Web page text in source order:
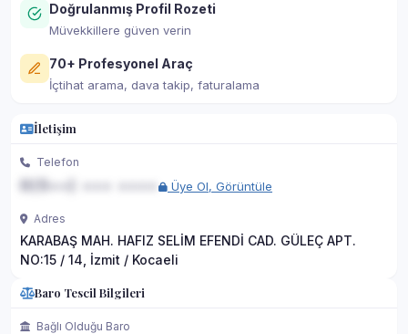
Doğrulanmış Profil Rozeti
Müvekkillere güven verin
70+ Profesyonel Araç
İçtihat arama, dava takip, faturalama
İletişim
Telefon
Üye Ol, Görüntüle
Adres
KARABAŞ MAH. HAFIZ SELİM EFENDİ CAD. GÜLEÇ APT.
NO:15 / 14, İzmit / Kocaeli
Baro Tescil Bilgileri
Bağlı Olduğu Baro